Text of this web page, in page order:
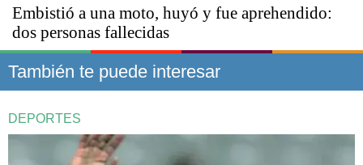
Embistió a una moto, huyó y fue aprehendido:
dos personas fallecidas
También te puede interesar
DEPORTES